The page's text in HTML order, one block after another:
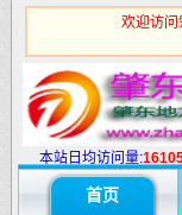
欢迎访问
本站日均访问量:1
首页
火警热线:119
市内电话查询：114
疾控中心:7714108
职业介绍:招商中
汽车抢修:招商中